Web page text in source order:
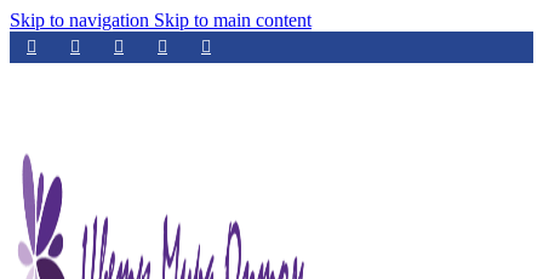
Skip to navigation Skip to main content